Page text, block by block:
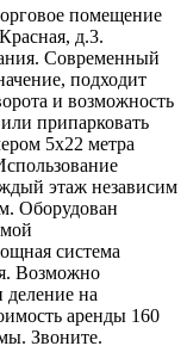
помещение
д.3.
Современный
подходит
и возможность
или припарковать
5х22 метра
этаж независим
Оборудован
система
Возможно
деление на
аренды 160
Звоните.